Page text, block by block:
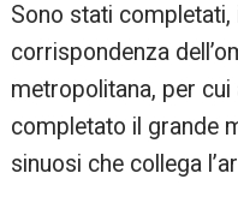
Sono stati
corrispondenza
metropolitana, per
completato il grande
sinuosi che collega